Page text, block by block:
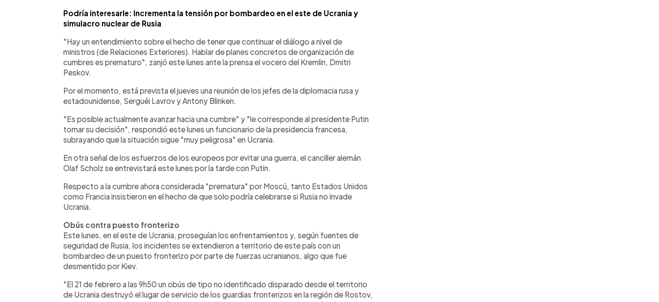
Podría interesarle: Incrementa la tensión por bombardeo en el este de Ucrania y
simulacro nuclear de Rusia
"Hay un entendimiento sobre el hecho de tener que continuar el diálogo a nivel de
ministros (de Relaciones Exteriores). Hablar de planes concretos de organización de
cumbres es prematuro", zanjó este lunes ante la prensa el vocero del Kremlin, Dmitri
Peskov.
Por el momento, está prevista el jueves una reunión de los jefes de la diplomacia rusa y
estadounidense, Serguéi Lavrov y Antony Blinken.
"Es posible actualmente avanzar hacia una cumbre" y "le corresponde al presidente Putin
tomar su decisión", respondió este lunes un funcionario de la presidencia francesa,
subrayando que la situación sigue "muy peligrosa" en Ucrania.
En otra señal de los esfuerzos de los europeos por evitar una guerra, el canciller alemán
Olaf Scholz se entrevistará este lunes por la tarde con Putin.
Respecto a la cumbre ahora considerada "prematura" por Moscú, tanto Estados Unidos
como Francia insistieron en el hecho de que solo podría celebrarse si Rusia no invade
Ucrania.
Obús contra puesto fronterizo
Este lunes, en el este de Ucrania, proseguían los enfrentamientos y, según fuentes de
seguridad de Rusia, los incidentes se extendieron a territorio de este país con un
bombardeo de un puesto fronterizo por parte de fuerzas ucranianos, algo que fue
desmentido por Kiev.
"El 21 de febrero a las 9h50 un obús de tipo no identificado disparado desde el territorio
de Ucrania destruyó el lugar de servicio de los guardias fronterizos en la región de Rostov,